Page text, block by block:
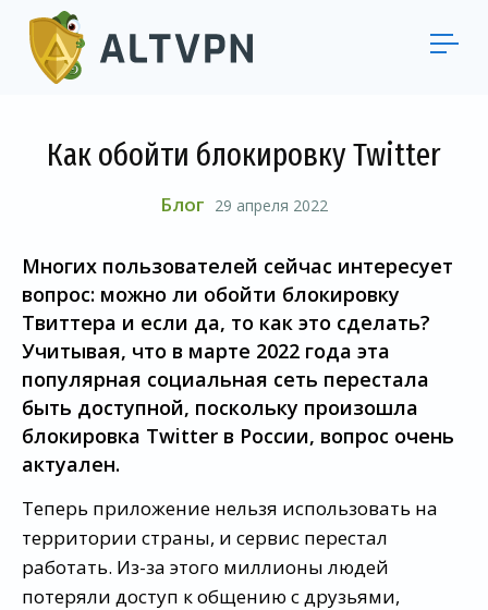
Как обойти блокировку Twitter
Блог 29 апреля 2022
Многих пользователей сейчас интересует
вопрос: можно ли обойти блокировку
Твиттера и если да, то как это сделать?
Учитывая, что в марте 2022 года эта
популярная социальная сеть перестала
быть доступной, поскольку произошла
блокировка Twitter в России, вопрос очень
актуален.
Теперь приложение нельзя использовать на
территории страны, и сервис перестал
работать. Из-за этого миллионы людей
потеряли доступ к общению с друзьями,